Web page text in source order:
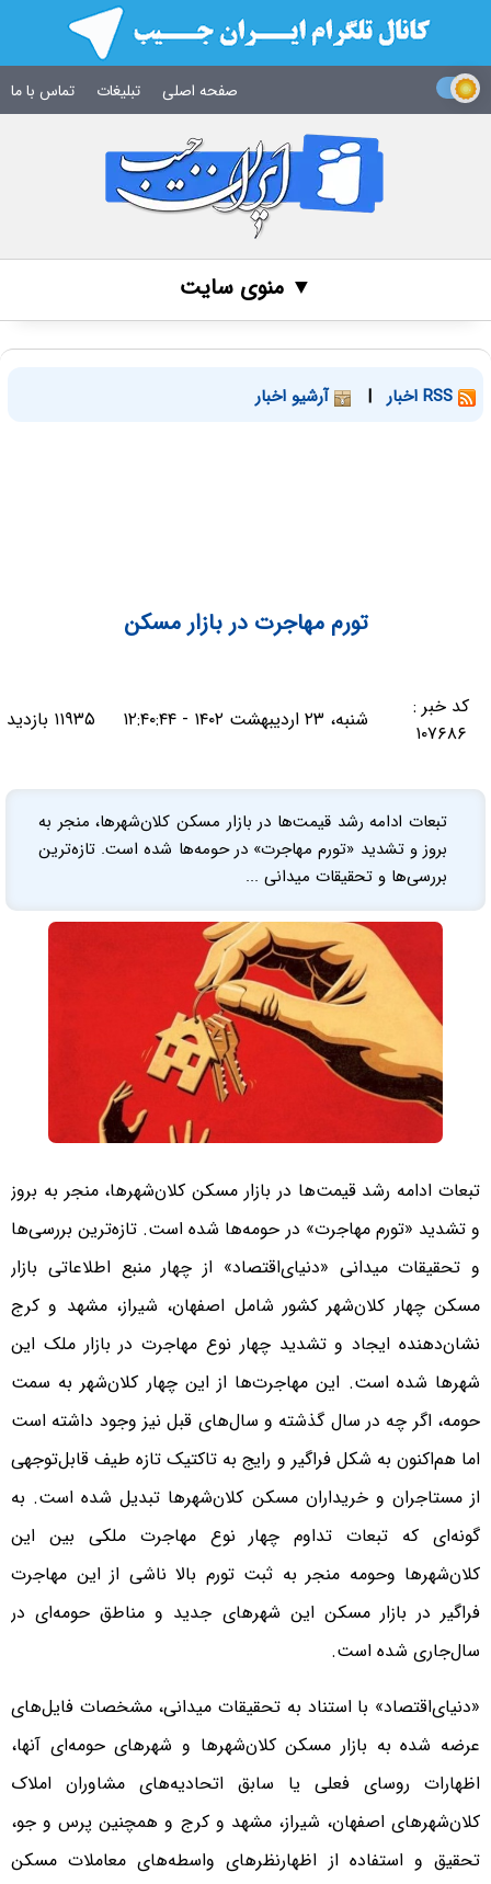
صفحه اصلی تبلیغات تماس با ما
▼ منوی سایت
| آرشیو اخبار
تورم مهاجرت در بازار مسکن
کد خبر :
۱۰۷۶۸۶
شنبه، ۲۳ اردیبهشت ۱۴۰۲ - ۱۲:۴۰:۴۴ ۱۱۹۳۵ بازدید
تبعات ادامه رشد قیمت‌ها در بازار مسکن کلان‌شهرها، منجر به
بروز و تشدید «تورم مهاجرت» در حومه‌‌‌ها شده است. تازه‌‌‌ترین
بررسی‌‌‌ها و تحقیقات میدانی ...
تبعات ادامه رشد قیمت‌ها در بازار مسکن کلان‌شهرها، منجر به بروز
و تشدید «تورم مهاجرت» در حومه‌‌‌ها شده است. تازه‌‌‌ترین بررسی‌‌‌ها
و تحقیقات میدانی «دنیای‌اقتصاد» از چهار منبع اطلاعاتی بازار
مسکن چهار کلان‌شهر کشور شامل اصفهان، شیراز، مشهد و کرج
نشان‌دهنده ایجاد و تشدید چهار نوع مهاجرت در بازار ملک این
شهرها شده است. این مهاجرت‌‌‌ها از این چهار کلان‌شهر به سمت
حومه، اگر چه در سال گذشته و سال‌های قبل نیز وجود داشته است
اما هم‌‌‌اکنون به شکل فراگیر و رایج به تاکتیک تازه طیف قابل‌توجهی
از مستاجران و خریداران مسکن کلان‌شهرها تبدیل شده است. به
گونه‌‌‌ای که تبعات تداوم چهار نوع مهاجرت ملکی بین این
کلان‌شهرها وحومه منجر به ثبت تورم بالا ناشی از این مهاجرت
فراگیر در بازار مسکن این شهرهای جدید و مناطق حومه‌‌‌ای در
سال‌جاری شده است.
«دنیای‌اقتصاد» با استناد به تحقیقات میدانی، مشخصات فایل‌‌‌های
عرضه شده به بازار مسکن کلان‌شهرها و شهرهای حومه‌‌‌ای آنها،
اظهارات روسای فعلی یا سابق اتحادیه‌‌‌های مشاوران املاک
کلان‌شهرهای اصفهان، شیراز، مشهد و کرج و همچنین پرس و جو،
تحقیق و استفاده از اظهارنظرهای واسطه‌‌‌های معاملات مسکن